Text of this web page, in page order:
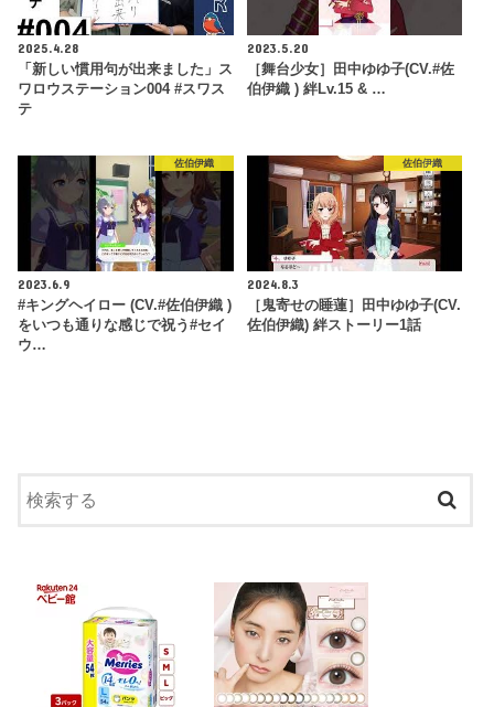
2025.4.28
「新しい慣用句が出来ました」ス
ワロウステーション004 #スワス
テ
2023.5.20
［舞台少女］田中ゆゆ子(CV.#佐
伯伊織 ) 絆Lv.15 & …
佐伯伊織
2023.6.9
#キングヘイロー (CV.#佐伯伊織 )
をいつも通りな感じで祝う#セイ
ウ…
佐伯伊織
2024.8.3
［鬼寄せの睡蓮］田中ゆゆ子(CV.
佐伯伊織) 絆ストーリー1話